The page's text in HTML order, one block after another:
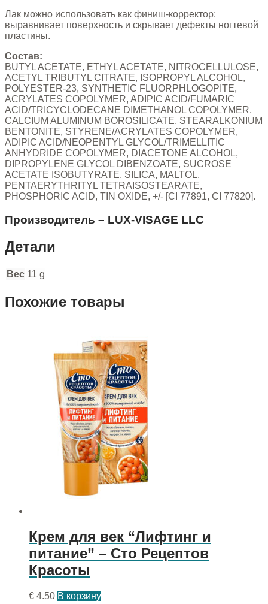
Лак можно использовать как финиш-корректор:
выравнивает поверхность и скрывает дефекты ногтевой
пластины.
Состав:
BUTYL ACETATE, ETHYL ACETATE, NITROCELLULOSE,
ACETYL TRIBUTYL CITRATE, ISOPROPYL ALCOHOL,
POLYESTER-23, SYNTHETIC FLUORPHLOGOPITE,
ACRYLATES COPOLYMER, ADIPIC ACID/FUMARIC
ACID/TRICYCLODECANE DIMETHANOL COPOLYMER,
CALCIUM ALUMINUM BOROSILICATE, STEARALKONIUM
BENTONITE, STYRENE/ACRYLATES COPOLYMER,
ADIPIC ACID/NEOPENTYL GLYCOL/TRIMELLITIC
ANHYDRIDE COPOLYMER, DIACETONE ALCOHOL,
DIPROPYLENE GLYCOL DIBENZOATE, SUCROSE
ACETATE ISOBUTYRATE, SILICA, MALTOL,
PENTAERYTHRITYL TETRAISOSTEARATE,
PHOSPHORIC ACID, TIN OXIDE, +/- [CI 77891, CI 77820].
Производитель – LUX-VISAGE LLC
Детали
Вес 11 g
Похожие товары
Крем для век “Лифтинг и
питание” – Сто Рецептов
Красоты
€ 4.50 В корзину